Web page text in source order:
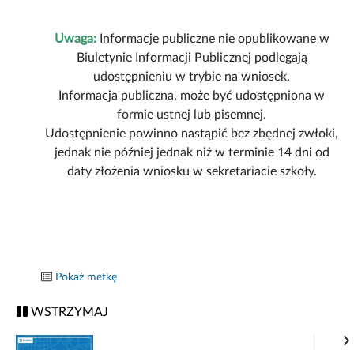
Uwaga:Informacje publiczne nie opublikowane w
Biuletynie Informacji Publicznej podlegają
udostępnieniu w trybie na wniosek.
Informacja publiczna, może być udostępniona w
formie ustnej lub pisemnej.
Udostępnienie powinno nastąpić bez zbędnej zwłoki,
jednak nie później jednak niż w terminie 14 dni od
daty złożenia wniosku w sekretariacie szkoły.
Pokaż metkę
WSTRZYMAJ